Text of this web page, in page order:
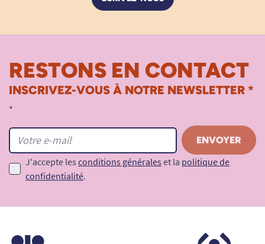
RESTONS EN CONTACT
INSCRIVEZ-VOUS À NOTRE NEWSLETTER *
*
J'accepte les conditions générales et la politique de
confidentialité.